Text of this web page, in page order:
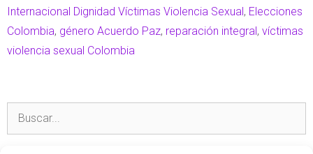
Internacional Dignidad Víctimas Violencia Sexual , Elecciones
Colombia, género Acuerdo Paz, reparación integral , víctimas
violencia sexual Colombia